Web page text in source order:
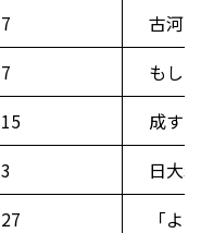
7
古河
7
もし
15
成す
3
日大
27
「よ